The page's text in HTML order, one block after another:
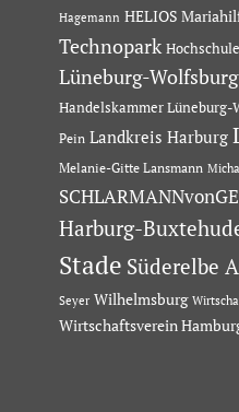
Hagemann HELIOS
Technopark
Lüneburg-Wolfsburg
Handelskammer Lüneburg-
Pein Landkreis Harburg
Melanie-Gitte Lansmann
Harburg-
Stade Süderelbe
Seyer Wilhelmsburg
Wirtschaftsverein